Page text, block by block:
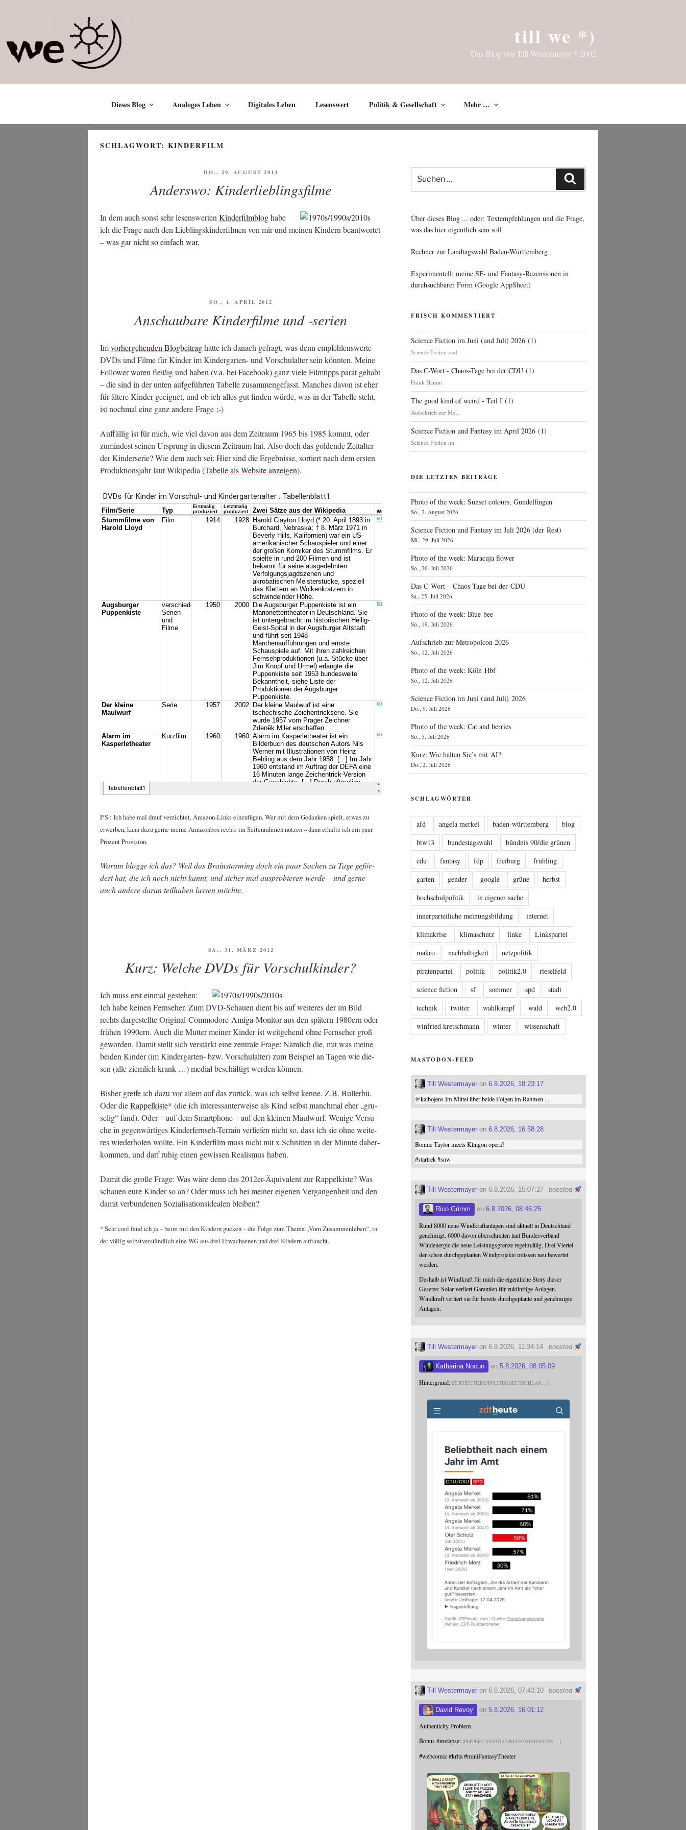
till we *)
Das Blog von Till Westermayer * 2002
Dieses Blog Analoges Leben Digitales Leben Lesenswert Politik & Gesellschaft Mehr …
SCHLAGWORT: KINDERFILM
VERÖFFENTLICHT
DO., 29. AUGUST 2013
Anderswo: Kinderlieblingsfilme
In dem auch sonst sehr lesens­wer­ten Kin­der­film­bloghabe
ich die Fra­ge nach den Lieb­lings­kin­der­fil­men von mir und mei­nen Kin­dern beant­wor­tet
–was gar nicht so ein­fach war.
VERÖFFENTLICHT
SO., 1. APRIL 2012
Anschaubare Kinderfilme und ‑serien
Imvor­her­ge­hen­den Blog­bei­traghat­te ich danach gefragt, was denn emp­feh­lens­wer­te
DVDs und Fil­me für Kin­der im Kin­der­gar­ten- und Vor­schul­al­ter sein könn­ten. Mei­ne
Fol­lower waren flei­ßig und haben (v.a. bei Face­book) ganz vie­le Film­tipps parat gehabt
– die sind in der unten auf­ge­führ­ten Tabel­le zusam­men­ge­fasst. Man­ches davon ist eher
für älte­re Kin­der geeig­net, und ob ich alles gut fin­den wür­de, was in der Tabel­le steht,
ist noch­mal eine ganz ande­re Frage ;-)
Auf­fäl­lig ist für mich, wie viel davon aus dem Zeit­raum 1965 bis 1985 kommt, oder
zumin­dest sei­nen Ursprung in die­sem Zeit­raum hat. Also doch das gol­den­de Zeit­al­ter
der Kin­der­se­rie? Wie dem auch sei: Hier sind die Ergeb­nis­se, sor­tiert nach dem ers­ten
Pro­duk­ti­ons­jahr laut Wiki­pe­dia (Tabel­le als Web­site anzei­gen).
P.S.: Ich habe mal drauf ver­zich­tet, Ama­zon-Links ein­zu­fü­gen. Wer mit dem Gedan­ken spielt, etwas zu
erwer­ben, kann dazu ger­ne mei­ne Ama­zon­box rechts im Sei­ten­rah­men nut­zen – dann erhal­te ich ein paar
Pro­zent Provision.
War­um blog­ge ich das? Weil das Brain­stor­ming doch ein paar Sachen zu Tage geför­
dert hat, die ich noch nicht kannt, und sicher mal aus­pro­bie­ren wer­de – und ger­ne
auch ande­re dar­an teil­ha­ben las­sen möchte.
VERÖFFENTLICHT
SA., 31. MÄRZ 2012
Kurz: Welche DVDs für Vorschulkinder?
Ich muss erst ein­mal geste­hen:
Ich habe kei­nen Fern­se­her. Zum DVD-Schau­en dient bis auf wei­te­res der im Bild
rechts dar­ge­stell­te Ori­gi­nal-Com­mo­do­re-Ami­ga-Moni­tor aus den spä­tern 1980ern oder
frü­hen 1990ern. Auch die Mut­ter mei­ner Kin­der ist weit­ge­hend ohne Fern­se­her groß
gewor­den. Damit stellt sich ver­stärkt eine zen­tra­le Fra­ge: Näm­lich die, mit was mei­ne
bei­den Kin­der (im Kin­der­gar­ten- bzw. Vor­schul­al­ter) zum Bei­spiel an Tagen wie die­
sen (alle ziem­lich krank …) medi­al beschäf­tigt wer­den können.
Bis­her grei­fe ich dazu vor allem auf das zurück, was ich selbst ken­ne. Z.B. Bul­ler­bü.
Oder dieRap­pel­kis­te* (die ich inter­es­san­ter­wei­se als Kind selbst manch­mal eher „gru­
se­lig“ fand). Oder – auf dem Smart­phone – auf den klei­nen Maul­wurf. Weni­ge Ver­su­
che in gegen­wär­ti­ges Kin­der­fern­seh-Ter­rain ver­lie­fen nicht so, dass ich sie ohne wei­te­
res wie­der­ho­len woll­te. Ein Kin­der­film muss nicht mit x Schnit­ten in der Minu­te daher­
kom­men, und darf ruhig einen gewis­sen Rea­lis­mus haben.
Damit die gro­ße Fra­ge: Was wäre denn das 2012er-Äqui­va­lent zur Rap­pel­kis­te? Was
schau­en eure Kin­der so an? Oder muss ich bei mei­ner eige­nen Ver­gan­gen­heit und den
damit ver­bun­de­nen Sozia­li­sa­ti­ons­idea­len bleiben?
* Sehr cool fand ich ja – beim mit den Kin­dern gucken – die Fol­ge zum The­ma „Vom Zusam­men­le­ben“, in
der völ­lig selbst­ver­ständ­lich eine WG aus drei Erwach­se­nen und drei Kin­dern auftaucht.
Suche
nach:
Über dieses Blog ... oder: Textempfehlungen und die Frage,
was das hier eigentlich sein soll
Rechner zur Landtagswahl Baden-Württemberg
Experimentell: meine SF- und Fantasy-Rezensionen in
durchsuchbarer Form (Google AppSheet)
FRISCH KOMMENTIERT
Science Fiction im Juni (und Juli) 2026 (1)
Science Fiction und
Das C-Wort - Chaos-Tage bei der CDU (1)
Frank Hamm
The good kind of weird - Teil I (1)
Aufschrieb zur Me...
Science Fiction und Fantasy im April 2026 (1)
Science Fiction im
DIE LETZTEN BEITRÄGE
Photo of the week: Sunset colours, Gundelfingen
So., 2. August 2026
Science Fiction und Fantasy im Juli 2026 (der Rest)
Mi., 29. Juli 2026
Photo of the week: Maracuja flower
So., 26. Juli 2026
Das C‑Wort – Chaos-Tage bei der CDU
Sa., 25. Juli 2026
Photo of the week: Blue bee
So., 19. Juli 2026
Aufschrieb zur Metropolcon 2026
So., 12. Juli 2026
Photo of the week: Köln Hbf
So., 12. Juli 2026
Science Fiction im Juni (und Juli) 2026
Do., 9. Juli 2026
Photo of the week: Cat and berries
So., 5. Juli 2026
Kurz: Wie halten Sie’s mit AI?
Do., 2. Juli 2026
SCHLAGWÖRTER
afd angela merkel baden-württemberg
blog
btw13
bundestagswahl
bündnis 90/die grünen
cdu
fantasy fdp freiburg
frühling
garten
gender google grüne
herbst
hochschulpolitik
in eigener sache
innerparteiliche meinungsbildung
internet
klimakrise
klimaschutz linke
Linkspartei
makro
nachhaltigkeit
netzpolitik
piratenpartei
politik politik2.0
rieselfeld
science fiction
sf sommer spd
stadt
technik
twitter wahlkampf wald
web2.0
winfried kretschmann
winter wissenschaft
MASTODON-FEED
Till Westermayer on6.8.2026, 18:23:17
@kaibojensIm Mittel über beide Folgen im Rahmen ...
Till Westermayer on6.8.2026, 16:58:28
Bonnie Taylor meets Klingon opera?
#startrek #snw
boosted
Till Westermayer on 6.8.2026, 15:07:27
Rico Grimm on6.8.2026, 08:46:25
Rund 8000 neue Windkraftanlagen sind aktuell in Deutschland
genehmigt. 6000 davon überschreiten laut Bundesverband
Windenergie die neue Leistungsgrenze regelmäßig. Drei Viertel
der schon durchgeplanten Windprojekte müssen neu bewertet
werden.
Deshalb ist Windkraft für mich die eigentliche Story dieser
Gesetze: Solar verliert Garantien für zukünftige Anlagen.
Windkraft verliert sie für bereits durchgeplante und genehmigte
Anlagen.
boosted
Till Westermayer on 6.8.2026, 11:34:14
Katharina Nocun on5.8.2026, 08:05:09
Hintergrund: ZDFHEUTE.DE/POLITIK/DEUTSCHLAN
boosted
Till Westermayer on 6.8.2026, 07:43:10
David Revoy on5.8.2026, 16:01:12
Authenticity Problem
Bonus timelapse: PEPPERCARROT.COM/EN/MINIFANTAS
#webcomic #krita#miniFantasyTheater